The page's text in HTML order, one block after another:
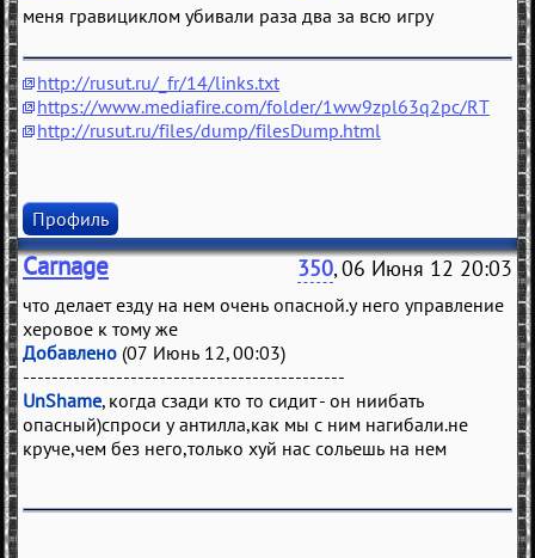
меня гравициклом убивали раза два за всю игру
http://rusut.ru/_fr/14/links.txt
https://www.mediafire.com/folder/1ww9zpl63q2pc/RT
http://rusut.ru/files/dump/filesDump.html
Профиль
Carnage 350, 06 Июня 12 20:03
что делает езду на нем очень опасной.у него управление
херовое к тому же
Добавлено (07 Июнь 12, 00:03)
---------------------------------------------
UnShame, когда сзади кто то сидит - он ниибать
опасный)спроси у антилла,как мы с ним нагибали.не
круче,чем без него,только хуй нас сольешь на нем